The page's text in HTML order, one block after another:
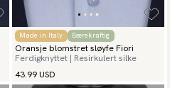
Made in Italy Bærekraftig
Oransje blomstret sløyfe Fiori
Ferdigknyttet | Resirkulert silke
43.99 USD